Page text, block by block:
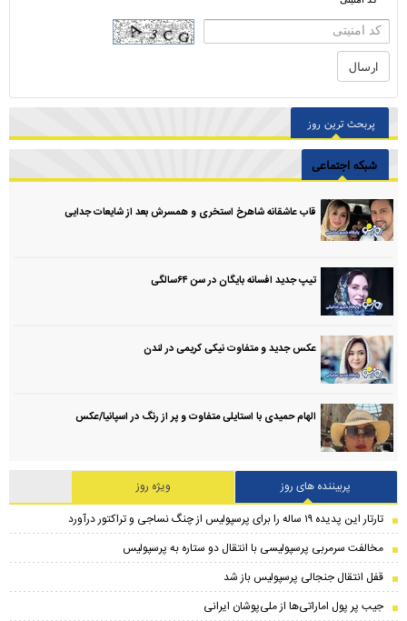
پربحث ترین روز
شبکه اجتماعی
قاب عاشقانه شاهرخ استخری و همسرش بعد از شایعات جدایی
تیپ جدید افسانه بایگان در سن ۶۴سالگی
عکس جدید و متفاوت نیکی کریمی در لندن
الهام حمیدی با استایلی متفاوت و پر از رنگ در اسپانیا/عکس
پربیننده های روز
ویژه روز
تارتار این پدیده ۱۹ ساله را برای پرسپولیس از چنگ نساجی و تراکتور درآورد
مخالفت سرمربی پرسپولیسی با انتقال دو ستاره به پرسپولیس
قفل انتقال جنجالی پرسپولیس باز شد
جیب پر پول اماراتی‌ها از ملی‌پوشان ایرانی